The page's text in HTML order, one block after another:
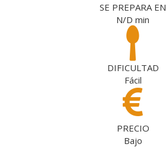
SE PREPARA EN
N/D min
DIFICULTAD
Fácil
PRECIO
Bajo